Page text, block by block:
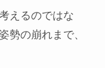
えるのではな
勢の崩れまで、